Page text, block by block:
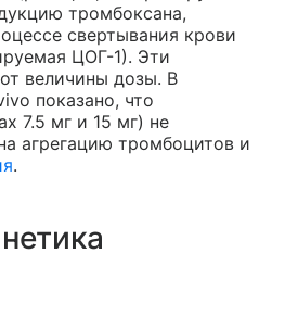
тромбоксана,
свертывания крови
ЦОГ-1). Эти
величины дозы. В
показано, что
7.5 мг и 15 мг) не
агрегацию тромбоцитов и
.